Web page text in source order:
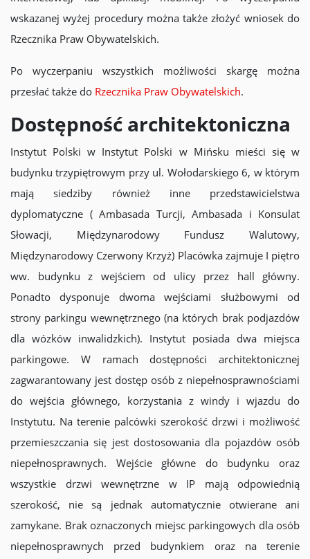
wskazanej wyżej procedury można także złożyć wniosek do
Rzecznika Praw Obywatelskich.
Po wyczerpaniu wszystkich możliwości skargę można
przesłać także do Rzecznika Praw Obywatelskich.
Dostępność architektoniczna
Instytut Polski w Instytut Polski w Mińsku mieści się w
budynku trzypiętrowym przy ul. Wołodarskiego 6, w którym
mają siedziby również inne przedstawicielstwa
dyplomatyczne ( Ambasada Turcji, Ambasada i Konsulat
Słowacji, Międzynarodowy Fundusz Walutowy,
Międzynarodowy Czerwony Krzyż) Placówka zajmuje I piętro
ww. budynku z wejściem od ulicy przez hall główny.
Ponadto dysponuje dwoma wejściami służbowymi od
strony parkingu wewnętrznego (na których brak podjazdów
dla wózków inwalidzkich). Instytut posiada dwa miejsca
parkingowe. W ramach dostępności architektonicznej
zagwarantowany jest dostęp osób z niepełnosprawnościami
do wejścia głównego, korzystania z windy i wjazdu do
Instytutu. Na terenie palcówki szerokość drzwi i możliwość
przemieszczania się jest dostosowania dla pojazdów osób
niepełnosprawnych. Wejście główne do budynku oraz
wszystkie drzwi wewnętrzne w IP mają odpowiednią
szerokość, nie są jednak automatycznie otwierane ani
zamykane. Brak oznaczonych miejsc parkingowych dla osób
niepełnosprawnych przed budynkiem oraz na terenie